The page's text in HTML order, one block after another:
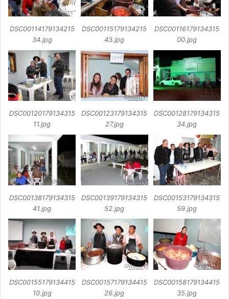
DSC00114179134215
34.jpg
DSC00115179134215
43.jpg
DSC00116179134315
00.jpg
DSC00120179134315
11.jpg
DSC00123179134315
27.jpg
DSC00128179134315
34.jpg
DSC00138179134315
41.jpg
DSC00139179134315
52.jpg
DSC00153179134315
59.jpg
DSC00155179134415
10.jpg
DSC00157179134415
26.jpg
DSC00158179134415
35.jpg